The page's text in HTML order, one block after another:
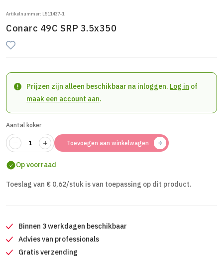
Artikelnummer: L511437-1
Conarc 49C SRP 3.5x350
Prijzen zijn alleen beschikbaar na inloggen. Log in of
maak een account aan.
Aantal koker
Toevoegen aan winkelwagen
Op voorraad
Toeslag van € 0,62/stuk is van toepassing op dit product.
Binnen 3 werkdagen beschikbaar
Advies van professionals
Gratis verzending